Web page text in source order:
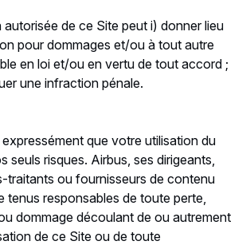
de ce Site peut i) donner lieu
pour dommages et/ou à tout autre
en loi et/ou en vertu de tout accord ;
une infraction pénale.
que votre utilisation du
seuls risques. Airbus, ses dirigeants,
traitants ou fournisseurs de contenu
tenus responsables de toute perte,
dommage découlant de ou autrement
de ce Site ou de toute